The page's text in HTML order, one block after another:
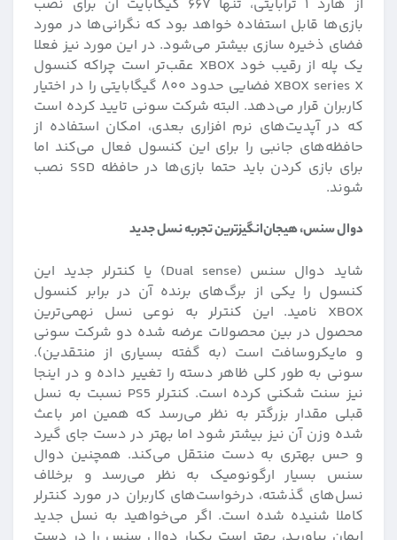
از هارد ۱ ترابایتی، تنها ۶۶۷ گیگابایت آن برای نصب
بازی‌ها قابل استفاده خواهد بود که نگرانی‌ها در مورد
فضای ذخیره سازی بیشتر می‌شود. در این مورد نیز فعلا
یک پله از رقیب خود XBOX عقب‌تر است چراکه کنسول
XBOX series X فضایی حدود ۸۰۰ گیگابایتی را در اختیار
کاربران قرار می‌دهد. البته شرکت سونی تایید کرده است
که در آپدیت‌های نرم افزاری بعدی، امکان استفاده از
حافظه‌های جانبی را برای این کنسول فعال می‌کند اما
برای بازی کردن باید حتما بازی‌ها در حافظه SSD نصب
شوند.
دوال سنس، هیجان‌انگیزترین تجربه نسل جدید
شاید دوال سنس (Dual sense) یا کنترلر جدید این
کنسول را یکی از برگ‌های برنده آن در برابر کنسول
XBOX نامید. این کنترلر به نوعی نسل نهمی‌ترین
محصول در بین محصولات عرضه شده دو شرکت سونی
و مایکروسافت است (به گفته بسیاری از منتقدین).
سونی به طور کلی ظاهر دسته را تغییر داده و در اینجا
نیز سنت شکنی کرده است. کنترلر PS5 نسبت به نسل
قبلی مقدار بزرگتر به نظر می‌رسد که همین امر باعث
شده وزن آن نیز بیشتر شود اما بهتر در دست جای گیرد
و حس بهتری به دست منتقل می‌کند. همچنین دوال
سنس بسیار ارگونومیک به نظر می‌رسد و برخلاف
نسل‌های گذشته، درخواست‌های کاربران در مورد کنترلر
کاملا شنیده شده است. اگر می‌خواهید به نسل جدید